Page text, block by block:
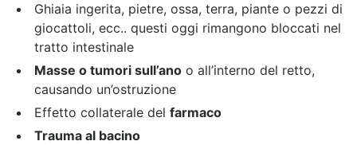
Ghiaia ingerita, pietre, ossa, terra, piante o pezzi di
giocattoli, ecc.. questi oggi rimangono bloccati nel
tratto intestinale
Masse o tumori sull’ano o all’interno del retto,
causando un’ostruzione
Effetto collaterale del farmaco
Trauma al bacino